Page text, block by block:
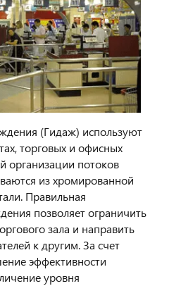
(Гидаж) используют
торговых и офисных
организации потоков
из хромированной
Правильная
позволяет ограничить
зала и направить
к другим. За счет
эффективности
уровня